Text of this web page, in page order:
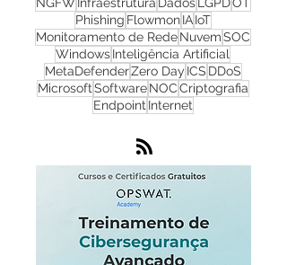
RedesFirewallWhatsUp Gold Check Point
CibersegurançaCloudZero Trust
NGFWInfraestruturaDadosLGPDOT
PhishingFlowmonIAIoT
Monitoramento de RedeNuvemSOC
WindowsInteligência Artificial
MetaDefenderZero DayICS
EndpointInternet